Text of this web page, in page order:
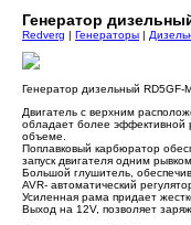
Генератор
Redverg | Генераторы |
Генератор дизельный RD5GF-
Двигатель с верхним
обладает более эффективной
объеме.
Поплавковый карбюратор
запуск двигателя одним
Большой глушитель,
AVR- автоматический
Усиленная рама придает
Выход на 12V, позволяет